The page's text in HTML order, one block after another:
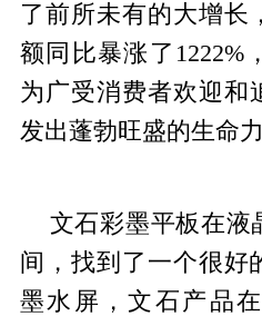
了前所未有的大增长
额同比暴涨了1222%
为广受消费者欢迎和
发出蓬勃旺盛的生命力
文石彩墨平板在液
间，找到了一个很好
墨水屏，文石产品